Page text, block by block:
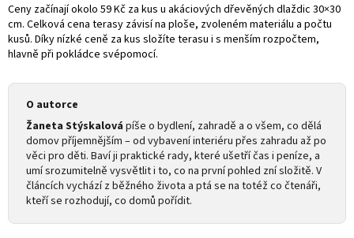
Ceny začínají okolo 59 Kč za kus u akáciových dřevěných dlaždic 30×30
cm. Celková cena terasy závisí na ploše, zvoleném materiálu a počtu
kusů. Díky nízké ceně za kus složíte terasu i s menším rozpočtem,
hlavně při pokládce svépomocí.
O autorce
Žaneta Stýskalová píše o bydlení, zahradě a o všem, co dělá
domov příjemnějším – od vybavení interiéru přes zahradu až po
věci pro děti. Baví ji praktické rady, které ušetří čas i peníze, a
umí srozumitelně vysvětlit i to, co na první pohled zní složitě. V
článcích vychází z běžného života a ptá se na totéž co čtenáři,
kteří se rozhodují, co domů pořídit.